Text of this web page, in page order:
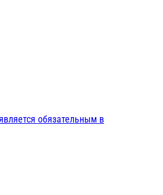
обязательным в